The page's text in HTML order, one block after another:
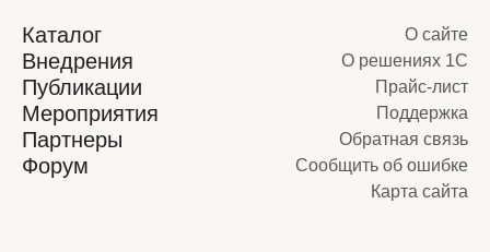
Каталог
Внедрения
Публикации
Мероприятия
Партнеры
Форум
О сайте
О решениях 1С
Прайс-лист
Поддержка
Обратная связь
Сообщить об ошибке
Карта сайта